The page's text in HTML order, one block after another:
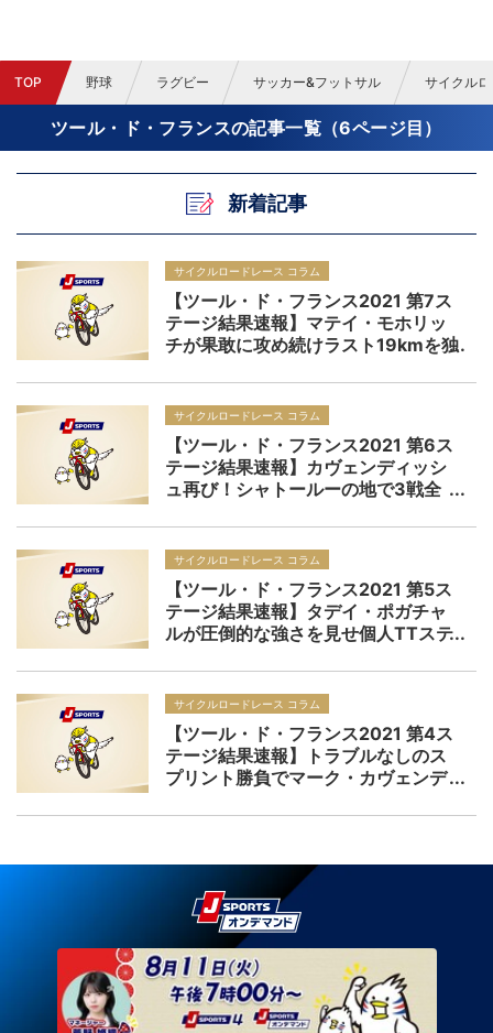
TOP 野球 ラグビー サッカー&フットサル サイクル
ツール・ド・フランスの記事一覧（6ページ目）
新着記事
サイクルロードレース コラム
【ツール・ド・フランス2021 第7ス
テージ結果速報】マテイ・モホリッ
チが果敢に攻め続けラスト19kmを独
ジ優勝を達成
サイクルロードレース コラム
【ツール・ド・フランス2021 第6ス
テージ結果速報】カヴェンディッシ
ュ再び！シャトールーの地で3戦全
32勝目！！
サイクルロードレース コラム
【ツール・ド・フランス2021 第5ス
テージ結果速報】タデイ・ポガチャ
ルが圧倒的な強さを見せ個人TTステ
首位をキープ
サイクルロードレース コラム
【ツール・ド・フランス2021 第4ス
テージ結果速報】トラブルなしのス
プリント勝負でマーク・カヴェンデ